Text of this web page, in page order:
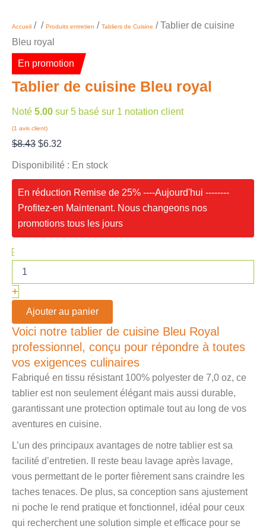
Accueil / / Produits entretien / Tabliers de Cuisine / Tablier de cuisine
Bleu royal
En promotion
Tablier de cuisine Bleu royal
Noté 5.00 sur 5 basé sur 1 notation client
(1 avis client)
$8.43 $6.32
Disponibilité : En stock
En réduction Remise de 25% ----Aujourd'hui --------
Profitez-en Maintenant. Nous changeons nos
promotions tous les jours
-
+
Ajouter au panier
Voici notre tablier de cuisine Bleu Royal
professionnel, conçu pour répondre à toutes
vos exigences culinaires
Fabriqué en tissu résistant 100% polyester de 7,0 oz, ce
tablier est non seulement élégant mais aussi durable,
garantissant une protection optimale tout au long de vos
aventures en cuisine.
L’un des principaux avantages de notre tablier est sa
facilité d’entretien. Il reste beau lavage après lavage,
vous permettant de le porter fièrement sans craindre les
taches tenaces. De plus, sa conception sans ajustement
ni poche le rend pratique et fonctionnel, idéal pour ceux
qui recherchent une solution simple et efficace pour se